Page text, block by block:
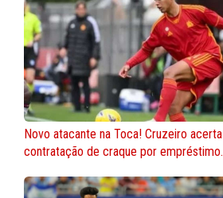
Novo atacante na Toca! Cruzeiro acerta
contratação de craque por empréstimo.